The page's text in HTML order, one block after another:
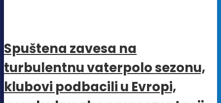
proizvoda.
Spuštena zavesa na
turbulentnu vaterpolo sezonu,
klubovi podbacili u Evropi,